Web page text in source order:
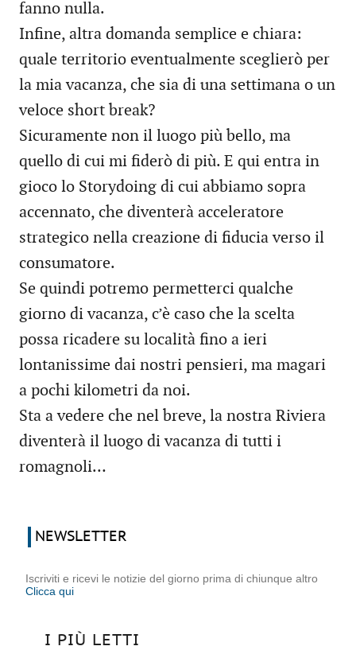
fanno nulla.
Infine, altra domanda semplice e chiara:
quale territorio eventualmente sceglierò per
la mia vacanza, che sia di una settimana o un
veloce short break?
Sicuramente non il luogo più bello, ma
quello di cui mi fiderò di più. E qui entra in
gioco lo Storydoing di cui abbiamo sopra
accennato, che diventerà acceleratore
strategico nella creazione di fiducia verso il
consumatore.
Se quindi potremo permetterci qualche
giorno di vacanza, c’è caso che la scelta
possa ricadere su località fino a ieri
lontanissime dai nostri pensieri, ma magari
a pochi kilometri da noi.
Sta a vedere che nel breve, la nostra Riviera
diventerà il luogo di vacanza di tutti i
romagnoli…
NEWSLETTER
Iscriviti e ricevi le notizie del giorno prima di chiunque altro
Clicca qui
I PIÙ LETTI